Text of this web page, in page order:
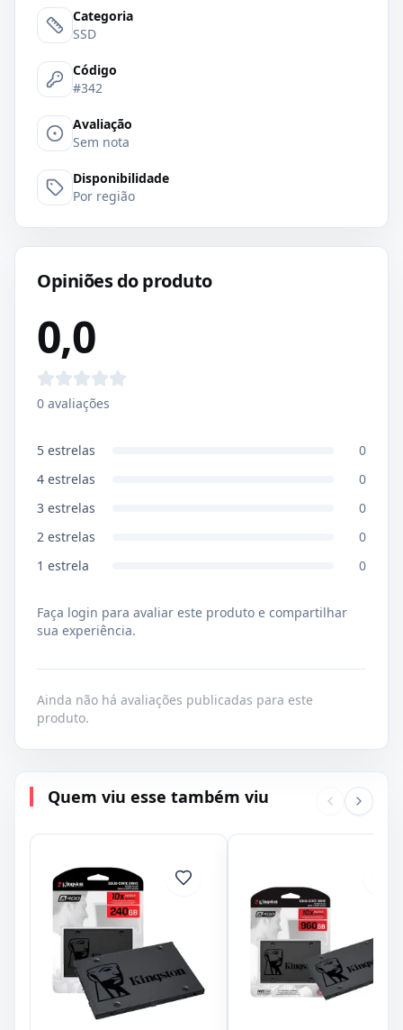
Categoria
SSD
Código
#342
Avaliação
Sem nota
Disponibilidade
Por região
Opiniões do produto
0,0
0 avaliações
5 estrelas
0
4 estrelas
0
3 estrelas
0
2 estrelas
0
1 estrela 0
Faça login para avaliar este produto e compartilhar
sua experiência.
Ainda não há avaliações publicadas para este
produto.
Quem viu esse também viu